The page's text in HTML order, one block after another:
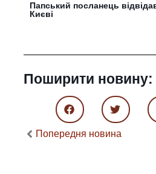
Папський посланець
Києві
Поширити новину:
Попередня новина